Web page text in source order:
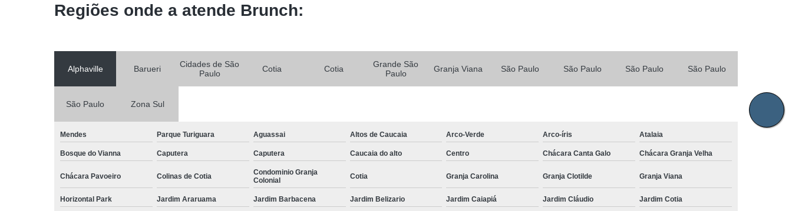
Regiões onde a atende Brunch:
Alphaville Barueri
Cidades de São
Paulo
Cotia Cotia
Grande São
Paulo
Granja Viana São Paulo São Paulo São Paulo São Paulo
São Paulo Zona Sul
Mendes Parque Turiguara Aguassai Altos de Caucaia Arco-Verde Arco-íris Atalaia
Bosque do Vianna Caputera Caputera Caucaia do alto Centro Chácara Canta Galo Chácara Granja Velha
Chácara Pavoeiro Colinas de Cotia
Condominio Granja
Colonial
Cotia Granja Carolina Granja Clotilde Granja Viana
Horizontal Park Jardim Araruama Jardim Barbacena Jardim Belizario Jardim Caiapiá Jardim Cláudio Jardim Cotia